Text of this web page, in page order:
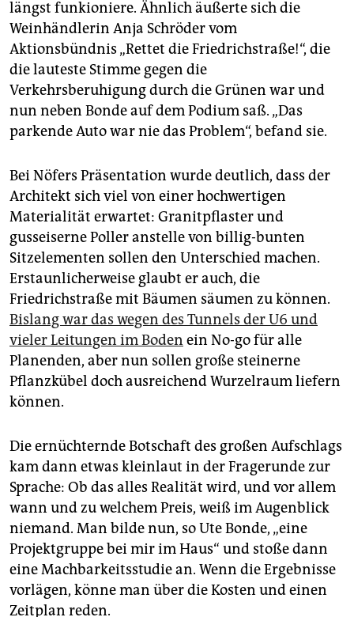
längst funkioniere. Ähnlich äußerte sich die
Weinhändlerin Anja Schröder vom
Aktionsbündnis „Rettet die Friedrichstraße!“, die
die lauteste Stimme gegen die
Verkehrsberuhigung durch die Grünen war und
nun neben Bonde auf dem Podium saß. „Das
parkende Auto war nie das Problem“, befand sie.
Bei Nöfers Präsentation wurde deutlich, dass der
Architekt sich viel von einer hochwertigen
Materialität erwartet: Granitpflaster und
gusseiserne Poller anstelle von billig-bunten
Sitzelementen sollen den Unterschied machen.
Erstaunlicherweise glaubt er auch, die
Friedrichstraße mit Bäumen säumen zu können.
Bislang war das wegen des Tunnels der U6 und
vieler Leitungen im Boden ein No-go für alle
Planenden, aber nun sollen große steinerne
Pflanzkübel doch ausreichend Wurzelraum liefern
können.
Die ernüchternde Botschaft des großen Aufschlags
kam dann etwas kleinlaut in der Fragerunde zur
Sprache: Ob das alles Realität wird, und vor allem
wann und zu welchem Preis, weiß im Augenblick
niemand. Man bilde nun, so Ute Bonde, „eine
Projektgruppe bei mir im Haus“ und stoße dann
eine Machbarkeitsstudie an. Wenn die Ergebnisse
vorlägen, könne man über die Kosten und einen
Zeitplan reden.